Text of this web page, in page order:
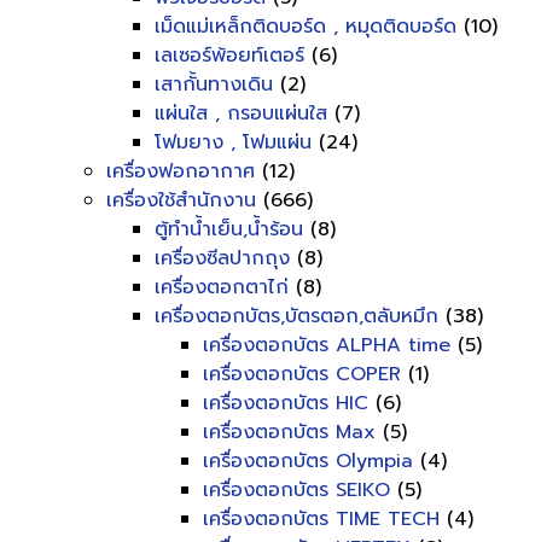
เม็ดแม่เหล็กติดบอร์ด , หมุดติดบอร์ด (10)
เลเซอร์พ้อยท์เตอร์ (6)
เสากั้นทางเดิน (2)
แผ่นใส , กรอบแผ่นใส (7)
โฟมยาง , โฟมแผ่น (24)
เครื่องฟอกอากาศ (12)
เครื่องใช้สำนักงาน (666)
ตู้ทำน้ำเย็น,น้ำร้อน (8)
เครื่องซีลปากถุง (8)
เครื่องตอกตาไก่ (8)
เครื่องตอกบัตร,บัตรตอก,ตลับหมึก (38)
เครื่องตอกบัตร ALPHA time (5)
เครื่องตอกบัตร COPER (1)
เครื่องตอกบัตร HIC (6)
เครื่องตอกบัตร Max (5)
เครื่องตอกบัตร Olympia (4)
เครื่องตอกบัตร SEIKO (5)
เครื่องตอกบัตร TIME TECH (4)